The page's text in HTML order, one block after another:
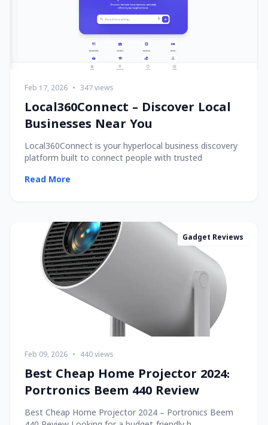
Feb 17, 2026 • 347 views
Local360Connect – Discover Local
Businesses Near You
Local360Connect is your hyperlocal business discovery
platform built to connect people with trusted
Read More
Gadget Reviews
Feb 09, 2026 • 440 views
Best Cheap Home Projector 2024:
Portronics Beem 440 Review
Best Cheap Home Projector 2024 – Portronics Beem